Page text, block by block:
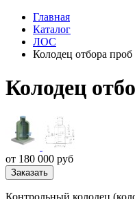
Главная
Каталог
ЛОС
Колодец отбора проб
Колодец
от 180 000 руб
Заказать
Контрольный колодец